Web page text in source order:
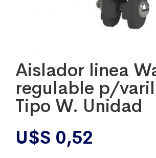
Aislador linea
regulable p/
Tipo W. Unidad
U$S 0,52